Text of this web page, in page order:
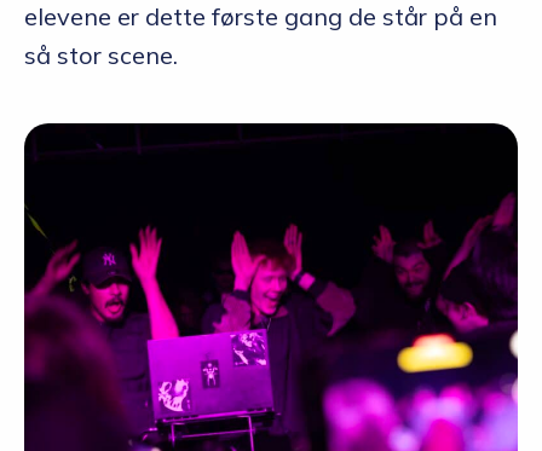
elevene er dette første gang de står på en
så stor scene.